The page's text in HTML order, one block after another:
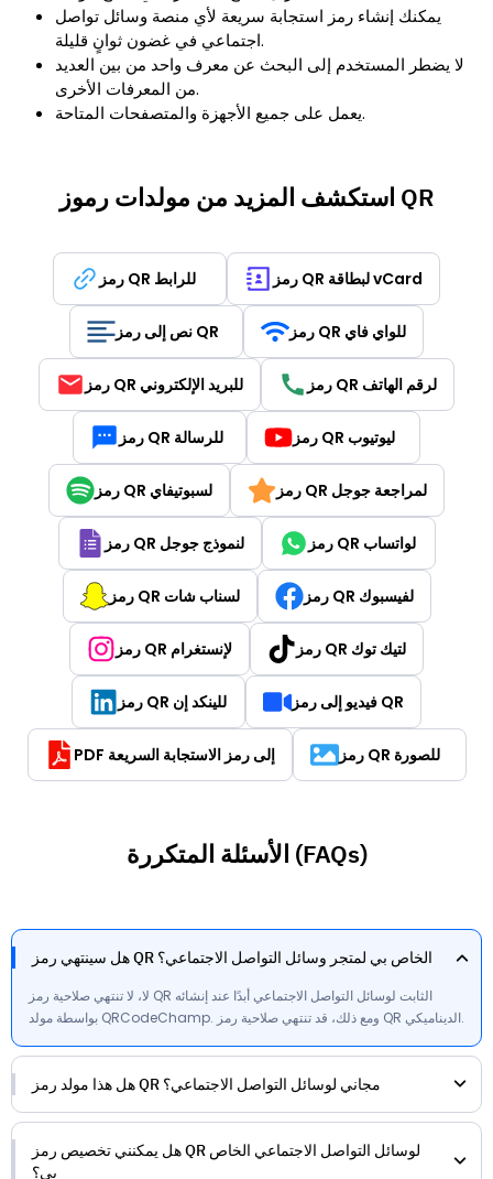
يمكنك إنشاء رمز استجابة سريعة لأي منصة وسائل تواصل
اجتماعي في غضون ثوانٍ قليلة.
لا يضطر المستخدم إلى البحث عن معرف واحد من بين العديد
من المعرفات الأخرى.
يعمل على جميع الأجهزة والمتصفحات المتاحة.
استكشف المزيد من مولدات رموز QR
رمز QR للرابط رمز QR لبطاقة vCard
نص إلى رمز QR رمز QR للواي فاي
رمز QR للبريد الإلكتروني رمز QR لرقم الهاتف
رمز QR للرسالة رمز QR ليوتيوب
رمز QR لسبوتيفاي رمز QR لمراجعة جوجل
رمز QR لنموذج جوجل رمز QR لواتساب
رمز QR لسناب شات رمز QR لفيسبوك
رمز QR لإنستغرام رمز QR لتيك توك
رمز QR للينكد إن فيديو إلى رمز QR
PDF إلى رمز الاستجابة السريعة رمز QR للصورة
الأسئلة المتكررة (FAQs)
هل سينتهي رمز QR الخاص بي لمتجر وسائل التواصل الاجتماعي؟
لا، لا تنتهي صلاحية رمز QR الثابت لوسائل التواصل الاجتماعي أبدًا عند إنشائه
بواسطة مولد QRCodeChamp. ومع ذلك، قد تنتهي صلاحية رمز QR الديناميكي.
هل هذا مولد رمز QR مجاني لوسائل التواصل الاجتماعي؟
هل يمكنني تخصيص رمز QR لوسائل التواصل الاجتماعي الخاص
بي؟